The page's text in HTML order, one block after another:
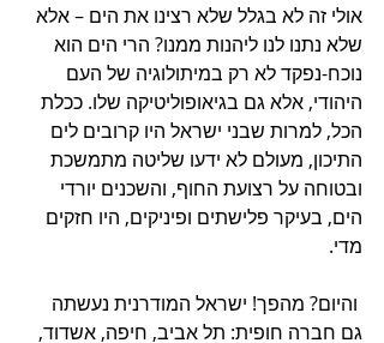
אולי זה לא בגלל שלא רצינו את הים – אלא
שלא נתנו לנו ליהנות ממנו? הרי הים הוא
נוכח-נפקד לא רק במיתולוגיה של העם
היהודי, אלא גם בגיאופוליטיקה שלו. ככלת
הכל, למרות שבני ישראל היו קרובים לים
התיכון, מעולם לא ידעו שליטה מתמשכת
ובטוחה על רצועת החוף, והשכנים יורדי
הים, בעיקר פלישתים ופיניקים, היו חזקים
מדי.
והיום? מהפך! ישראל המודרנית נעשתה
גם חברה חופית: תל אביב, חיפה, אשדוד,